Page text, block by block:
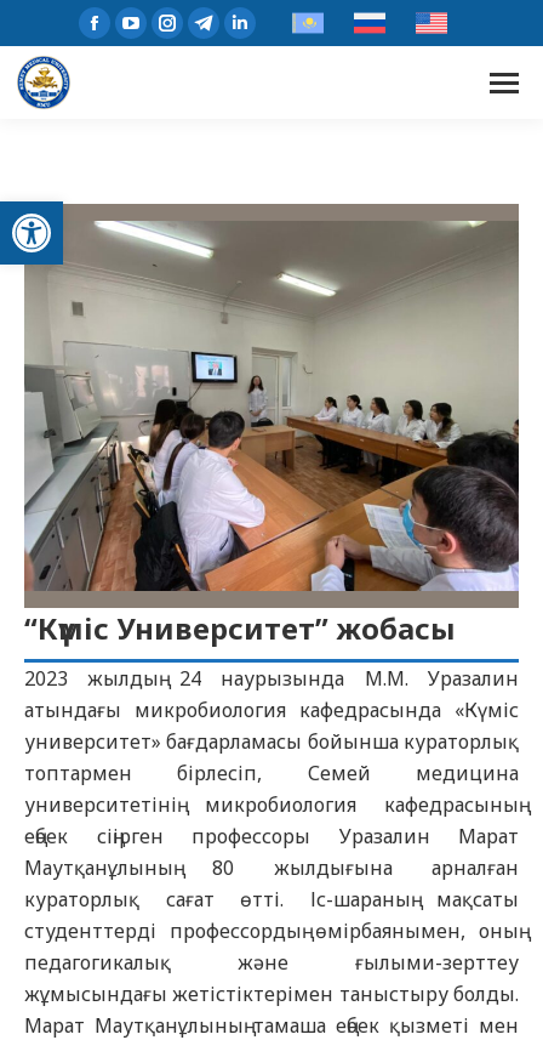
Open toolbar
“Күміс Университет” жобасы
2023 жылдың 24 наурызында М.М. Уразалин
атындағы микробиология кафедрасында «Күміс
университет» бағдарламасы бойынша кураторлық
топтармен бірлесіп, Семей медицина
университетінің микробиология кафедрасының
еңбек сіңірген профессоры Уразалин Марат
Маутқанұлының 80 жылдығына арналған
кураторлық сағат өтті. Іс-шараның мақсаты
студенттерді профессордың өмірбаянымен, оның
педагогикалық және ғылыми-зерттеу
жұмысындағы жетістіктерімен таныстыру болды.
Марат Маутқанұлының тамаша еңбек қызметі мен